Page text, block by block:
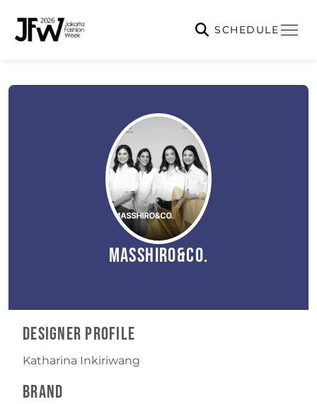
SCHEDULE
MASSHIRO&Co.
Designer Profile
Katharina Inkiriwang
Brand